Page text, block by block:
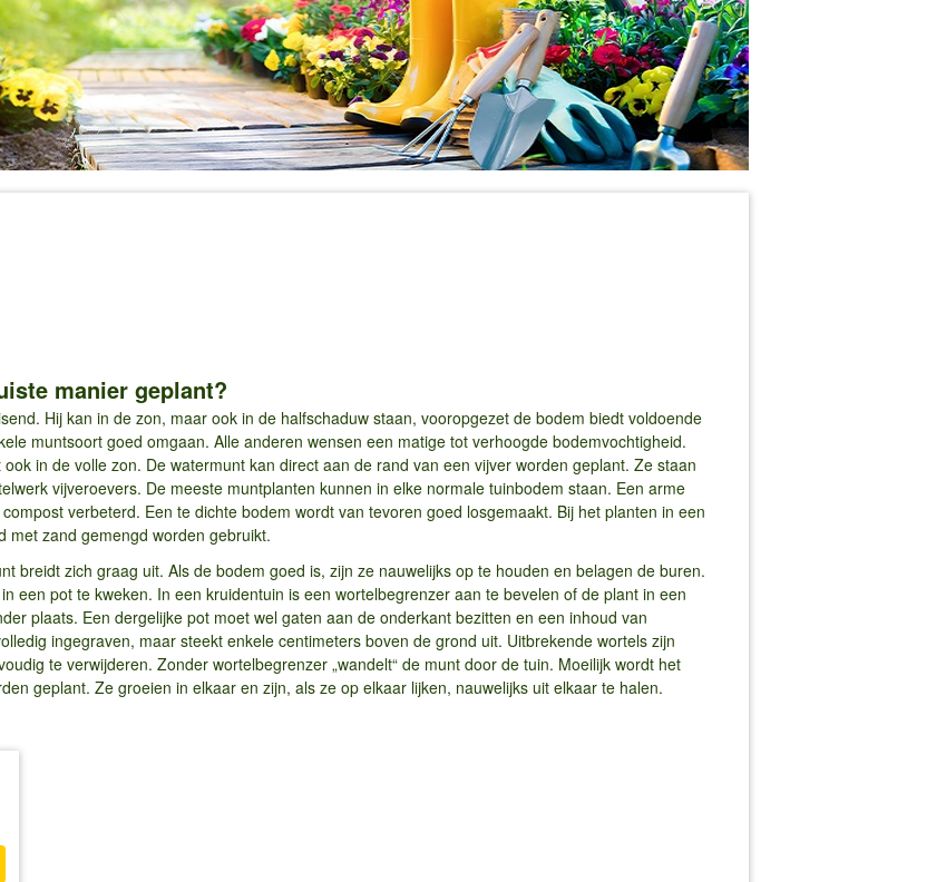
manier geplant?
Hij kan in de zon, maar ook in de halfschaduw staan, vooropgezet de bodem biedt voldoende
muntsoort goed omgaan. Alle anderen wensen een matige tot verhoogde bodemvochtigheid.
in de volle zon. De watermunt kan direct aan de rand van een vijver worden geplant. Ze staan
vijveroevers. De meeste muntplanten kunnen in elke normale tuinbodem staan. Een arme
verbeterd. Een te dichte bodem wordt van tevoren goed losgemaakt. Bij het planten in een
met zand gemengd worden gebruikt.
breidt zich graag uit. Als de bodem goed is, zijn ze nauwelijks op te houden en belagen de buren.
een pot te kweken. In een kruidentuin is een wortelbegrenzer aan te bevelen of de plant in een
plaats. Een dergelijke pot moet wel gaten aan de onderkant bezitten en een inhoud van
ingegraven, maar steekt enkele centimeters boven de grond uit. Uitbrekende wortels zijn
te verwijderen. Zonder wortelbegrenzer „wandelt“ de munt door de tuin. Moeilijk wordt het
geplant. Ze groeien in elkaar en zijn, als ze op elkaar lijken, nauwelijks uit elkaar te halen.